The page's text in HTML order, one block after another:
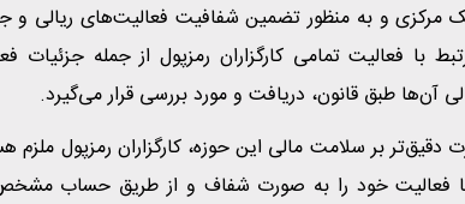
و به منظور تضمین شفافیت فعالیت‌های ریالی و
با فعالیت تمامی کارگزاران رمزپول از جمله جزئیات
آن‌ها طبق قانون، دریافت و مورد بررسی قرار می‌گیرد.
بر سلامت مالی این حوزه، کارگزاران رمزپول ملزم
با فعالیت خود را به صورت شفاف و از طریق حساب